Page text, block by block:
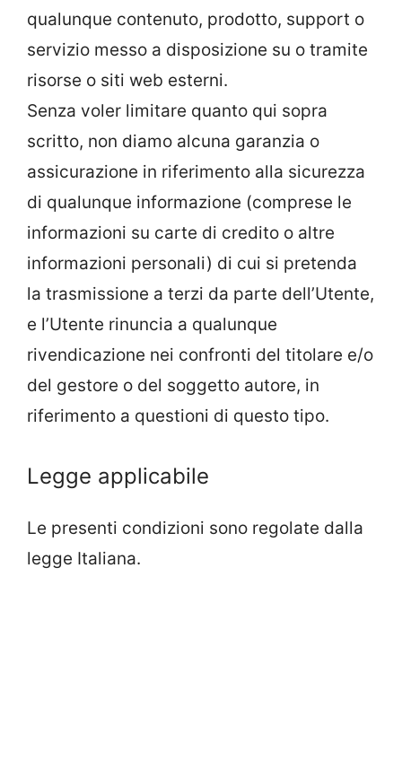
qualunque contenuto, prodotto, support o
servizio messo a disposizione su o tramite
risorse o siti web esterni.
Senza voler limitare quanto qui sopra
scritto, non diamo alcuna garanzia o
assicurazione in riferimento alla sicurezza
di qualunque informazione (comprese le
informazioni su carte di credito o altre
informazioni personali) di cui si pretenda
la trasmissione a terzi da parte dell’Utente,
e l’Utente rinuncia a qualunque
rivendicazione nei confronti del titolare e/o
del gestore o del soggetto autore, in
riferimento a questioni di questo tipo.
Legge applicabile
Le presenti condizioni sono regolate dalla
legge Italiana.